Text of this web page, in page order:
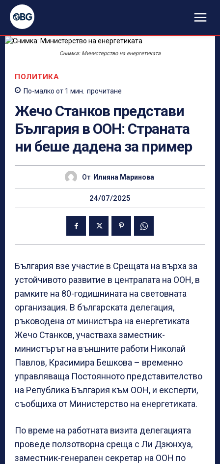
Снимка: Министерство на енергетиката
ПОЛИТИКА
По-малко от 1 мин. прочитане
Жечо Станков представи
България в ООН: Страната
ни беше дадена за пример
От Илияна Маринова
24/07/2025
България взе участие в Срещата на върха за
устойчивото развитие в централата на ООН, в
рамките на 80-годишнината на световната
организация. В българската делегация,
ръководена от министъра на енергетиката
Жечо Станков, участваха заместник-
министърът на външните работи Николай
Павлов, Красимира Бешкова – временно
управляваща Постоянното представителство
на Република България към ООН, и експерти,
съобщиха от Министерство на енергетиката.
По време на работната визита делегацията
проведе ползотворна среща с Ли Дзюнхуа,
заместник-генерален секретар на ООН по